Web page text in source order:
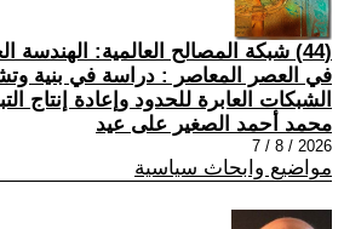
(44) شبكة المصالح العالمية: الهندسة
في العصر المعاصر : دراسة في بنية
الشبكات العابرة للحدود وإعادة إنتاج
محمد أحمد الصغير على عيد
2026 / 8 / 7
مواضيع وابحاث سياسية